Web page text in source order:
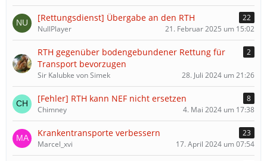
[Rettungsdienst] Übergabe an den RTH
22
NullPlayer
21. Februar 2025 um 15:02
RTH gegenüber bodengebundener Rettung für
Transport bevorzugen
2
Sir Kalubke von Simek 28. Juli 2024 um 21:26
[Fehler] RTH kann NEF nicht ersetzen
8
Chimney
4. Mai 2024 um 17:38
Krankentransporte verbessern
23
Marcel_xvi
17. April 2024 um 07:54